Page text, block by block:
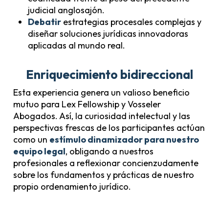
judicial anglosajón.
Debatirestrategias procesales complejas y
diseñar soluciones jurídicas innovadoras
aplicadas al mundo real.
Enriquecimiento bidireccional
Esta experiencia genera un valioso beneficio
mutuo para Lex Fellowship y Vosseler
Abogados. Así, la curiosidad intelectual y las
perspectivas frescas de los participantes actúan
como un estímulo dinamizador para nuestro
equipo legal, obligando a nuestros
profesionales a reflexionar concienzudamente
sobre los fundamentos y prácticas de nuestro
propio ordenamiento jurídico.